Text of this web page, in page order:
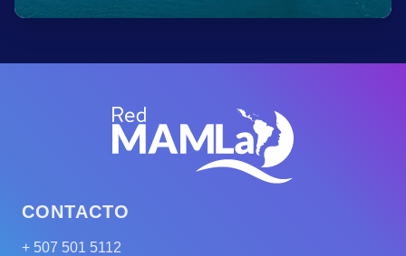
CONTACTO
+ 507 501 5112